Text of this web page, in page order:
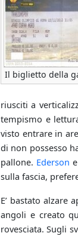
Il biglietto della
riusciti a
tempismo e
visto entrare in
di non possesso
pallone. Ederson e
sulla fascia,
E’ bastato alzare
angoli e creato
rovesciata. Sugli